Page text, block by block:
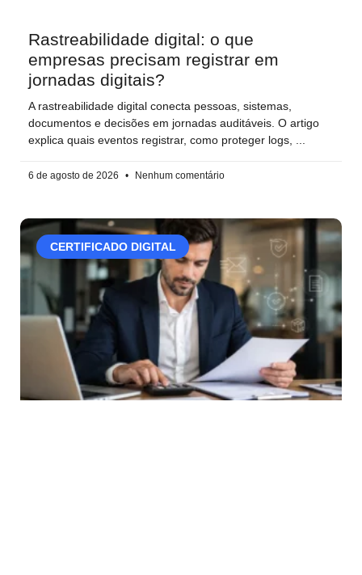
Rastreabilidade digital: o que
empresas precisam registrar em
jornadas digitais?
A rastreabilidade digital conecta pessoas, sistemas,
documentos e decisões em jornadas auditáveis. O artigo
explica quais eventos registrar, como proteger logs,
6 de agosto de 2026 Nenhum comentário
CERTIFICADO DIGITAL